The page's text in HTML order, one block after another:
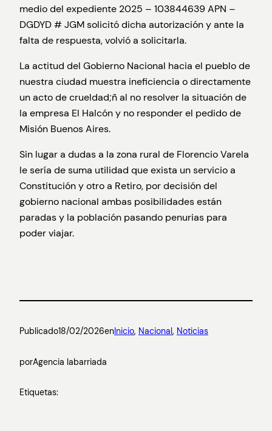
medio del expediente 2025 – 103844639 APN –
DGDYD # JGM solicitó dicha autorización y ante la
falta de respuesta, volvió a solicitarla.
La actitud del Gobierno Nacional hacia el pueblo de
nuestra ciudad muestra ineficiencia o directamente
un acto de crueldad;ñ al no resolver la situación de
la empresa El Halcón y no responder el pedido de
Misión Buenos Aires.
Sin lugar a dudas a la zona rural de Florencio Varela
le sería de suma utilidad que exista un servicio a
Constitución y otro a Retiro, por decisión del
gobierno nacional ambas posibilidades están
paradas y la población pasando penurias para
poder viajar.
Publicado18/02/2026enInicio, Nacional, Noticias
porAgencia labarriada
Etiquetas: